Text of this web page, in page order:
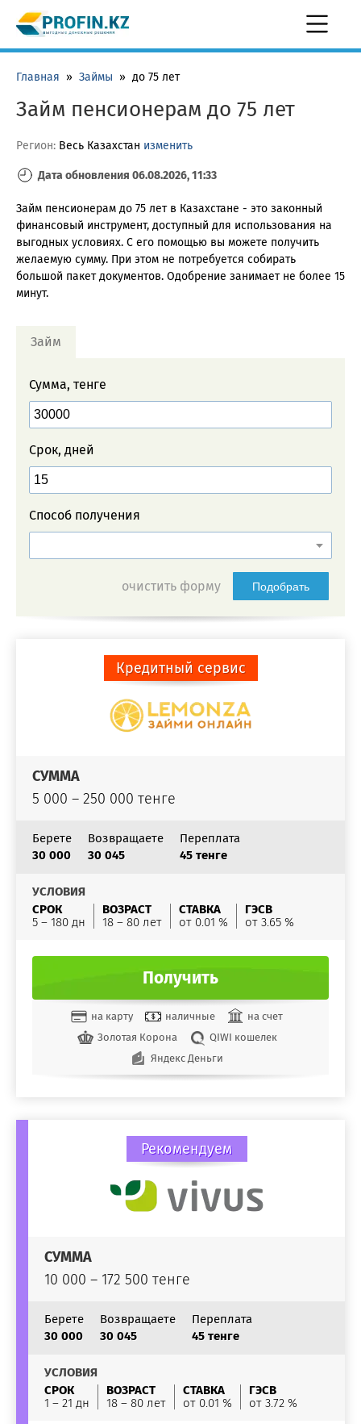
Главная » Займы » до 75 лет
Займ пенсионерам до 75 лет
Регион: Весь Казахстан изменить
Дата обновления 06.08.2026, 11:33
Займ пенсионерам до 75 лет в Казахстане - это законный
финансовый инструмент, доступный для использования на
выгодных условиях. С его помощью вы можете получить
желаемую сумму. При этом не потребуется собирать
большой пакет документов. Одобрение занимает не более 15
минут.
Займ
Сумма, тенге
Срок, дней
Способ получения
очистить форму Подобрать
Кредитный сервис
СУММА
5 000 – 250 000 тенге
Берете
30 000
Возвращаете
30 045
Переплата
45 тенге
УСЛОВИЯ
СРОК
5 – 180 дн
ВОЗРАСТ
18 – 80 лет
СТАВКА
от 0.01 %
ГЭСВ
от 3.65 %
Получить
на карту наличные
на счет
Золотая Корона
QIWI кошелек
Яндекс Деньги
Рекомендуем
СУММА
10 000 – 172 500 тенге
Берете
30 000
Возвращаете
30 045
Переплата
45 тенге
УСЛОВИЯ
СРОК
1 – 21 дн
ВОЗРАСТ
18 – 80 лет
СТАВКА
от 0.01 %
ГЭСВ
от 3.72 %